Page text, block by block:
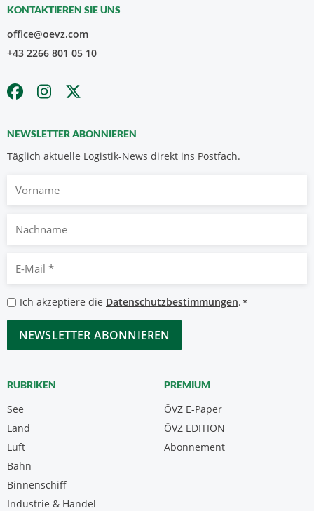
KONTAKTIEREN SIE UNS
office@oevz.com
+43 2266 801 05 10
NEWSLETTER ABONNIEREN
Täglich aktuelle Logistik-News direkt ins Postfach.
Nachname
Mail
*
Datenschutzbestimmungen
*
Ich akzeptiere die Datenschutzbestimmungen.*
CAPTCHA
RUBRIKEN
See
Land
Luft
Bahn
Binnenschiff
Industrie & Handel
PREMIUM
ÖVZ E-Paper
Abonnement
ÖVZ EDITION